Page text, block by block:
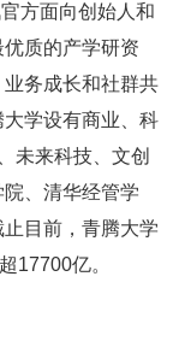
方面向创始人和
质的产学研资
务成长和社群共
学设有商业、科
未来科技、文创
、清华经管学
目前，青腾大学
17700亿。